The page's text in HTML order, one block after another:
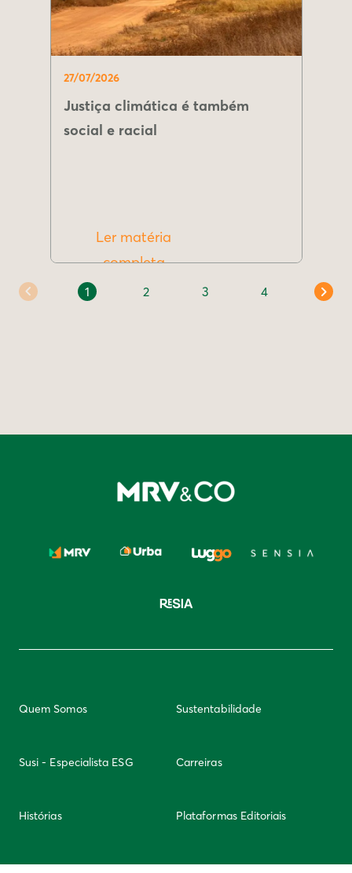
27/07/2026
Justiça climática é também
social e racial
Ler matéria
completa
1 2 3 4
Quem Somos Sustentabilidade
Susi - Especialista ESG Carreiras
Histórias Plataformas Editoriais
Newsletter Integridade